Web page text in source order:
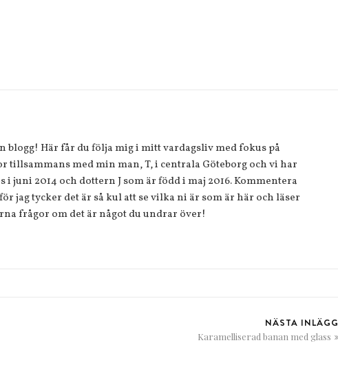
blogg! Här får du följa mig i mitt vardagsliv med fokus på
tillsammans med min man, T, i centrala Göteborg och vi har
i juni 2014 och dottern J som är född i maj 2016. Kommentera
jag tycker det är så kul att se vilka ni är som är här och läser
frågor om det är något du undrar över!
NÄSTA INLÄGG
Karamelliserad banan med glass